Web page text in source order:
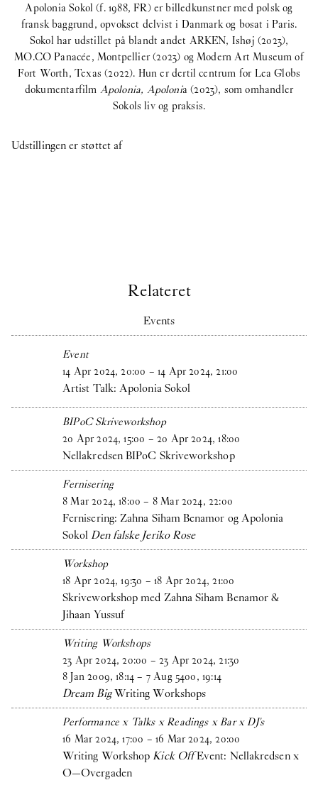
Apolonia Sokol (f. 1988, FR) er billedkunstner med polsk og
fransk baggrund, opvokset delvist i Danmark og bosat i Paris.
Sokol har udstillet på blandt andet ARKEN, Ishøj (2023),
MO.CO Panacée, Montpellier (2023) og Modern Art Museum of
Fort Worth, Texas (2022). Hun er dertil centrum for Lea Globs
dokumentarfilm Apolonia, Apolonia (2023), som omhandler
Sokols liv og praksis.
Udstillingen er støttet af
Relateret
Events
Event
14 Apr 2024,20:00 – 14 Apr 2024,21:00
Artist Talk: Apolonia Sokol
BIPoC Skriveworkshop
20 Apr 2024,15:00 – 20 Apr 2024,18:00
Nellakredsen BIPoC Skriveworkshop
Fernisering
8 Mar 2024,18:00 – 8 Mar 2024, 22:00
Fernisering: Zahna Siham Benamor og Apolonia
SokolDen falske Jeriko Rose
Workshop
18 Apr 2024,19:30 – 18 Apr 2024,21:00
Skriveworkshop med Zahna Siham Benamor &
Jihaan Yussuf
Writing Workshops
23 Apr 2024,20:00 – 23 Apr 2024,21:30
8 Jan 2009,18:14 – 7 Aug 5400, 19:14
Dream BigWriting Workshops
Performance x Talks x Readings x Bar x DJ's
16 Mar 2024,17:00 – 16 Mar 2024,20:00
Writing WorkshopKick OffEvent: Nellakredsen x
O—Overgaden